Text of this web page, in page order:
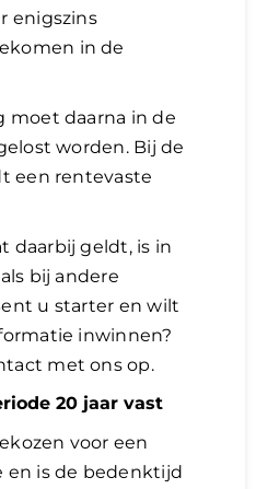
enigszins
in de
moet daarna in de
worden. Bij de
een rentevaste
daarbij geldt, is in
bij andere
u starter en wilt
inwinnen?
met ons op.
20 jaar vast
voor een
en is de bedenktijd